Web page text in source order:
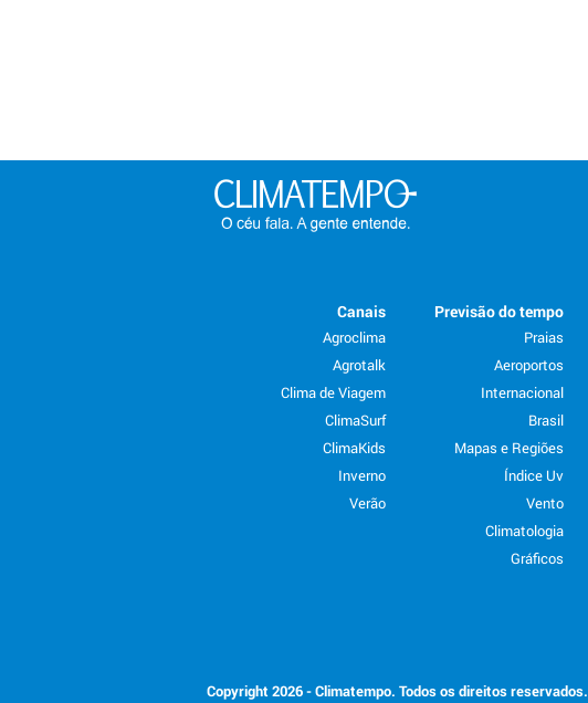
Previsão do tempo
Praias
Aeroportos
Internacional
Brasil
Mapas e Regiões
Índice Uv
Vento
Climatologia
Gráficos
Canais
Agroclima
Agrotalk
Clima de Viagem
ClimaSurf
ClimaKids
Inverno
Verão
Copyright 2026 - Climatempo. Todos os direitos reservados.